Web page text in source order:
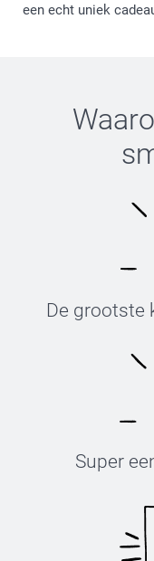
een echt uniek
De grootste
Super